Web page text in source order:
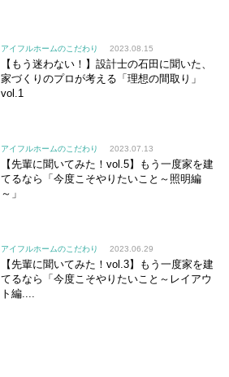
アイフルホームのこだわり 2023.08.15
【もう迷わない！】設計士の石田に聞いた、
家づくりのプロが考える「理想の間取り」
vol.1
アイフルホームのこだわり 2023.07.13
【先輩に聞いてみた！vol.5】もう一度家を建
てるなら「今度こそやりたいこと～照明編
～」
アイフルホームのこだわり 2023.06.29
【先輩に聞いてみた！vol.3】もう一度家を建
てるなら「今度こそやりたいこと～レイアウ
ト編....